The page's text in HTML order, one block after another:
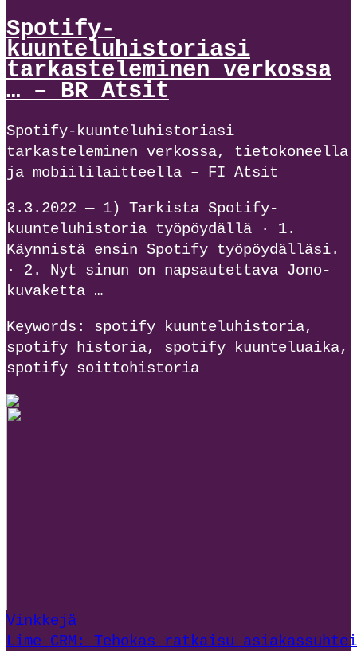
Spotify-
kuunteluhistoriasi
tarkasteleminen verkossa
… – BR Atsit
Spotify-kuunteluhistoriasi
tarkasteleminen verkossa, tietokoneella
ja mobiililaitteella – FI Atsit
3.3.2022 — 1) Tarkista Spotify-
kuunteluhistoria työpöydällä · 1.
Käynnistä ensin Spotify työpöydälläsi.
· 2. Nyt sinun on napsautettava Jono-
kuvaketta …
Keywords: spotify kuunteluhistoria,
spotify historia, spotify kuunteluaika,
spotify soittohistoria
Vinkkejä
Lime CRM: Tehokas ratkaisu